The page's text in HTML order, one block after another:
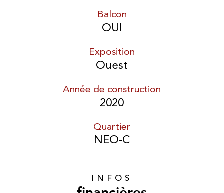
Balcon
OUI
Exposition
Ouest
Année de construction
2020
Quartier
NEO-C
INFOS